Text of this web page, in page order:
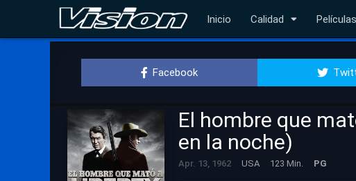
Inicio Calidad Películas
Facebook
El hombre que
en la noche)
Apr. 13, 1962 USA 123 Min. PG